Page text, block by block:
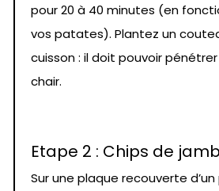
pour 20 à 40 minutes (en
vos patates). Plantez un
cuisson : il doit pouvoir
chair.
Etape 2 : Chips de
Sur une plaque recouverte